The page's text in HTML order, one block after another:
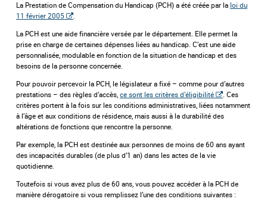
La Prestation de Compensation du Handicap (PCH) a été créée par la loi du
11 février 2005
.
La PCH est une aide financière versée par le département. Elle permet la
prise en charge de certaines dépenses liées au handicap. C’est une aide
personnalisée, modulable en fonction de la situation de handicap et des
besoins de la personne concernée.
Pour pouvoir percevoir la PCH, le législateur a fixé – comme pour d’autres
prestations – des règles d’accès, ce sont les critères d’éligibilité
. Ces
critères portent à la fois sur les conditions administratives, liées notamment
à l’âge et aux conditions de résidence, mais aussi à la durabilité des
altérations de fonctions que rencontre la personne.
Par exemple, la PCH est destinée aux personnes de moins de 60 ans ayant
des incapacités durables (de plus d’1 an) dans les actes de la vie
quotidienne.
Toutefois si vous avez plus de 60 ans, vous pouvez accéder à la PCH de
manière dérogatoire si vous remplissez l’une des conditions suivantes :